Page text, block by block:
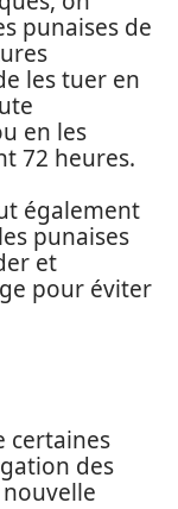
punaises de
les tuer en
en les
72 heures.
également
punaises
et
pour éviter
certaines
des